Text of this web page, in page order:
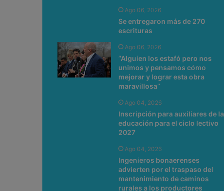
Ago 06, 2026
Se entregaron más de 270
escrituras
Ago 06, 2026
“Alguien los estafó pero nos
unimos y pensamos cómo
mejorar y lograr esta obra
maravillosa”
Ago 04, 2026
Inscripción para auxiliares de la
educación para el ciclo lectivo
2027
Ago 04, 2026
Ingenieros bonaerenses
advierten por el traspaso del
mantenimiento de caminos
rurales a los productores